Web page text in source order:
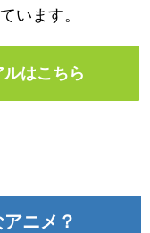
います。
はこちら
ニメ？